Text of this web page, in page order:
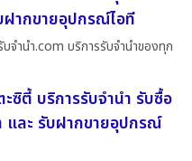
ฝากขายอุปกรณ์ไอที
จํานํา.com บริการรับจำนำของทุก
ซิตี้ บริการรับจำนำ รับซื้อ
และ รับฝากขายอุปกรณ์